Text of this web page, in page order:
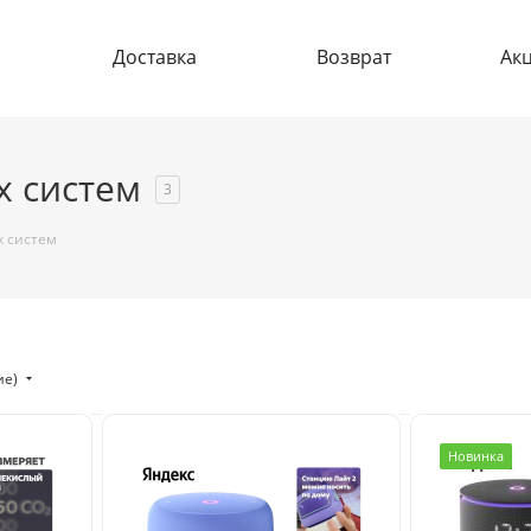
Доставка Возврат
систем 3
систем
Новинка